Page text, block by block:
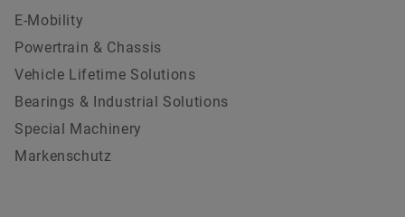
E-Mobility
Powertrain & Chassis
Vehicle Lifetime Solutions
Bearings & Industrial Solutions
Special Machinery
Markenschutz